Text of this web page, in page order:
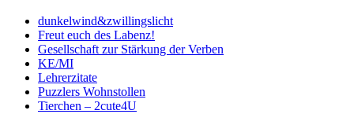
dunkelwind&zwillingslicht
Freut euch des Labenz!
Gesellschaft zur Stärkung der Verben
KE/MI
Lehrerzitate
Puzzlers Wohnstollen
Tierchen – 2cute4U